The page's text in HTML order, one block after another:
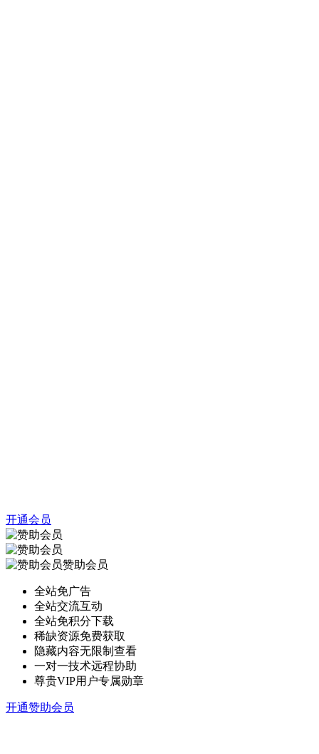
开通会员
赞助会员
全站免广告
全站交流互动
全站免积分下载
稀缺资源免费获取
隐藏内容无限制查看
一对一技术远程协助
尊贵VIP用户专属勋章
开通赞助会员